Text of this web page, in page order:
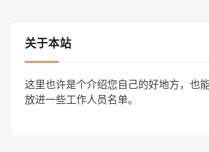
关于本站
这里也许是个介绍您自己的好地方，也
放进一些工作人员名单。